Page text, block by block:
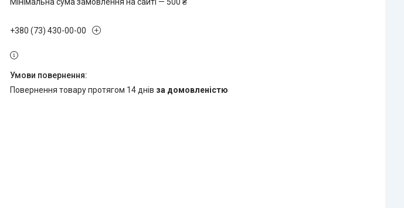
+380 (73) 430-00-00
повернення товару протягом 14 днів за домовленістю